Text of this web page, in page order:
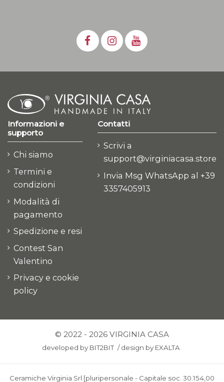
Informazioni e
supporto
Chi siamo
Termini e
condizioni
Modalità di
pagamento
Spedizione e resi
Contest San
Valentino
Privacy e cookie
policy
Contatti
Scrivi a
support@virginiacasa.store
Invia Msg WhatsApp al +39
3357405913
© 2022 - 2026 VIRGINIA CASA
developed by BIT2BIT /design by EXALTA
Ceramiche Virginia Srl [pluripersonale - Capitale soc. 30.154,00